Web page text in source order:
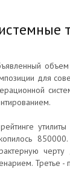
объем
для
Третье -